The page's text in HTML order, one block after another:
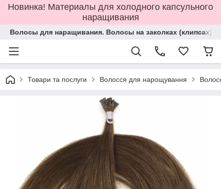
Новинка! Материалы для холодного капсульного
наращивания
Волосы для наращивания. Волосы на заколках (клипсах).
Товари та послуги Волосся для нарощування